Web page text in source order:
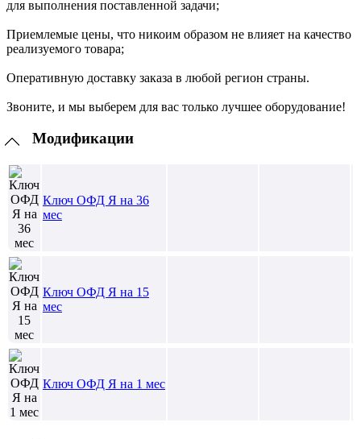
для выполнения поставленной задачи;
Приемлемые цены, что никоим образом не влияет на качество
реализуемого товара;
Оперативную доставку заказа в любой регион страны.
Звоните, и мы выберем для вас только лучшее оборудование!
Модификации
Ключ ОФД Я на 36
мес
Ключ ОФД Я на 15
мес
Ключ ОФД Я на 1 мес